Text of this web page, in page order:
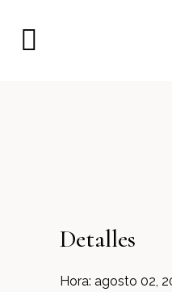
Detalles
Hora: agosto 02,